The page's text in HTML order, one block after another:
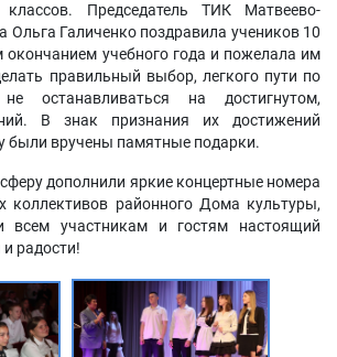
Председатель ТИК Матвеево-
Ольга Галиченко поздравила учеников 10
окончанием учебного года и пожелала им
правильный выбор, легкого пути по
останавливаться на достигнутом,
В знак признания их достижений
были вручены памятные подарки.
дополнили яркие концертные номера
коллективов районного Дома культуры,
всем участникам и гостям настоящий
радости!